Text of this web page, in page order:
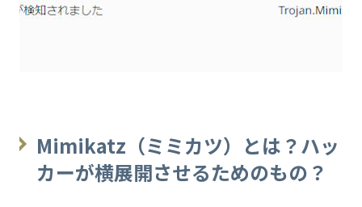
Mimikatz（ミミカツ）とは？ハッ
カーが横展開させるためのもの？